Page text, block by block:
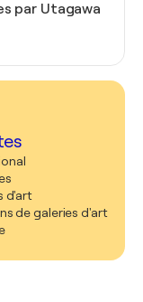
par Utagawa
d'art
de galeries d'art